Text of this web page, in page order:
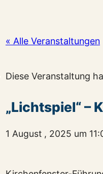
« Alle Veranstaltungen
Diese Veranstaltung
„Lichtspiel“ –
1 August , 2025 um